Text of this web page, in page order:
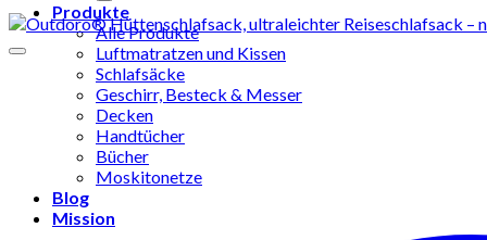
Produkte
Alle Produkte
Luftmatratzen und Kissen
Schlafsäcke
Geschirr, Besteck & Messer
Decken
Handtücher
Bücher
Moskitonetze
Blog
Mission